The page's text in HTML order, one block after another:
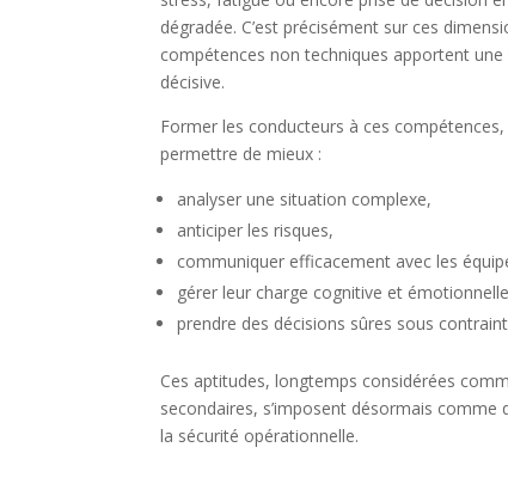
dégradée. C’est précisément sur ces
compétences non techniques apportent une
décisive.
Former les conducteurs à ces compétences,
permettre de mieux :
analyser une situation complexe,
anticiper les risques,
communiquer efficacement avec les
gérer leur charge cognitive et
prendre des décisions sûres sous
Ces aptitudes, longtemps considérées
secondaires, s’imposent désormais comme
la sécurité opérationnelle.